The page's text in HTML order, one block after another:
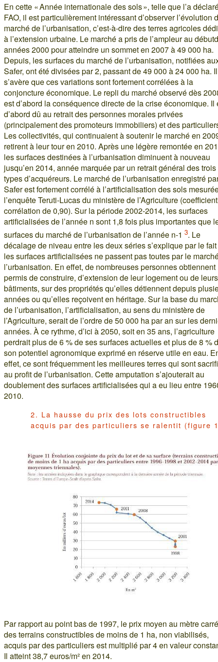
En cette « Année internationale des sols », telle que l’a
FAO, il est particulièrement intéressant d’observer l’évolution
marché de l’urbanisation, c’est-à-dire des terres agricoles
à l’extension urbaine. Le marché a pris de l’ampleur au
années 2000 pour atteindre un sommet en 2007 à 49 000 ha.
Depuis, les surfaces du marché de l’urbanisation, notifiées
Safer, ont été divisées par 2, passant de 49 000 à 24 000 ha. Il
s’avère que ces variations sont fortement corrélées à la
conjoncture économique. Le repli du marché observé dès
est d’abord la conséquence directe de la crise économique. Il
d’abord dû au retrait des personnes morales privées
(principalement des promoteurs immobiliers) et des
Les collectivités, qui continuaient à soutenir le marché en
retirent à leur tour en 2010. Après une légère remontée en
les surfaces destinées à l’urbanisation diminuent à nouveau
jusqu’en 2014, année marquée par un retrait général des trois
types d’acquéreurs. Le marché de l’urbanisation enregistré
Safer est fortement corrélé à l’artificialisation des sols
l’enquête Teruti-Lucas du ministère de l’Agriculture
corrélation de 0,90). Sur la période 2002-2014, les surfaces
artificialisées de l’année n sont 1,8 fois plus importantes que
surfaces du marché de l’urbanisation de l’année n-1 3. Le
décalage de niveau entre les deux séries s’explique par le
les surfaces artificialisées ne passent pas toutes par le
l’urbanisation. En effet, de nombreuses personnes obtiennent
permis de construire, d’extension de leur logement ou de leurs
bâtiments, sur des propriétés qu’elles détiennent depuis
années ou qu’elles reçoivent en héritage. Sur la base du
de l’urbanisation, l’artificialisation, au sens du ministère de
l’Agriculture, serait de l’ordre de 50 000 ha par an sur les
années. À ce rythme, d’ici à 2050, soit en 35 ans, l’agriculture
perdrait plus de 6 % de ses surfaces actuelles et plus de 8 %
son potentiel agronomique exprimé en réserve utile en eau.
effet, ce sont fréquemment les meilleures terres qui sont
au profit de l’urbanisation. Cette amputation s’ajouterait au
doublement des surfaces artificialisées qui a eu lieu entre
2010.
2. La hausse du prix des lots constructibles
acquis par des particuliers se ralentit (figure
Par rapport au point bas de 1997, le prix moyen au mètre carré
des terrains constructibles de moins de 1 ha, non viabilisés,
acquis par des particuliers est multiplié par 4 en valeur
Il atteint 38,7 euros/m² en 2014.